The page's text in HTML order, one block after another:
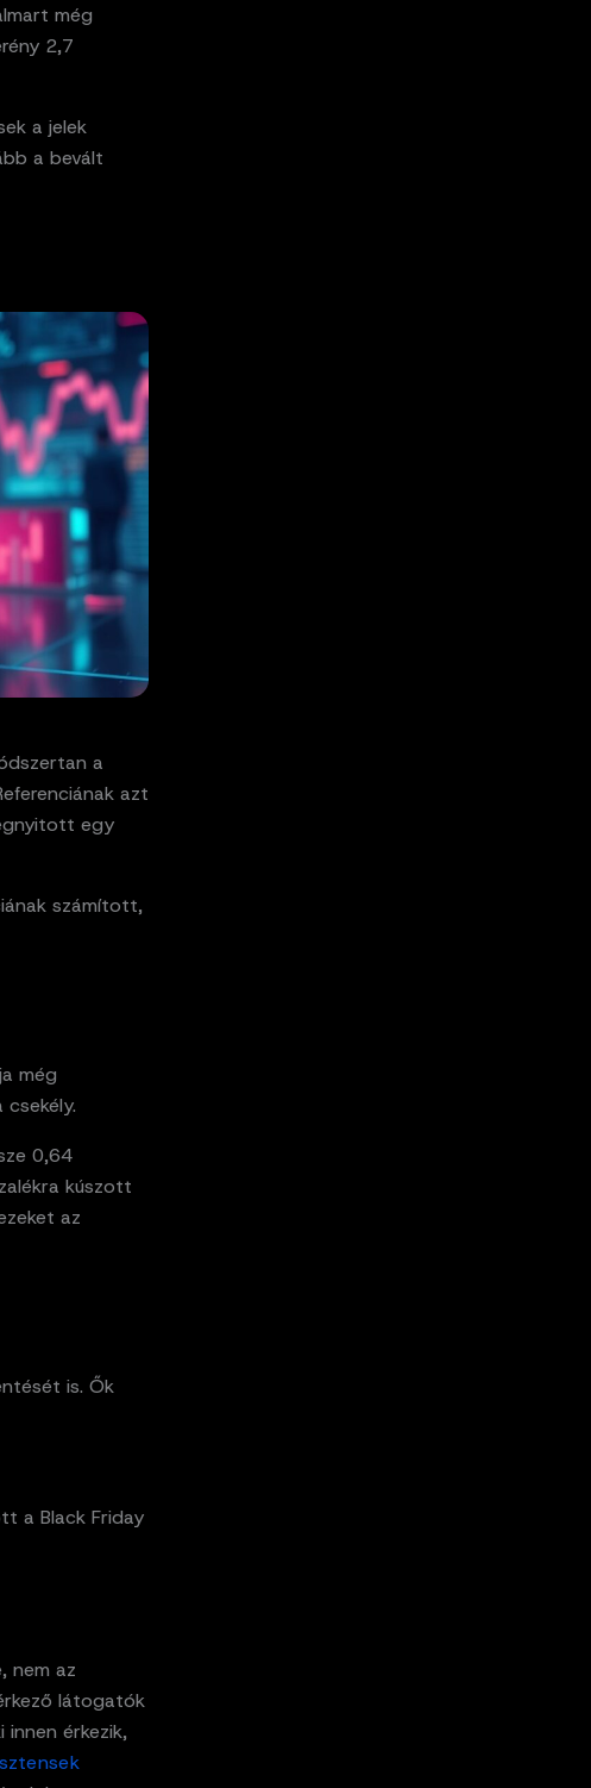
még
2,7
a jelek
a bevált
a
azt
egy
számított,
még
0,64
kúszott
az
is. Ők
a Black Friday
nem az
látogatók
érkezik,